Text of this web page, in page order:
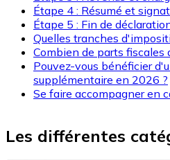
Étape 4 : Résumé et
Étape 5 : Fin de
Quelles tranches
Combien de parts fiscales
Pouvez-vous bénéficier
supplémentaire en 2026 ?
Se faire accompagner en
Les différentes